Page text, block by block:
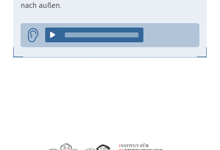
nach außen.